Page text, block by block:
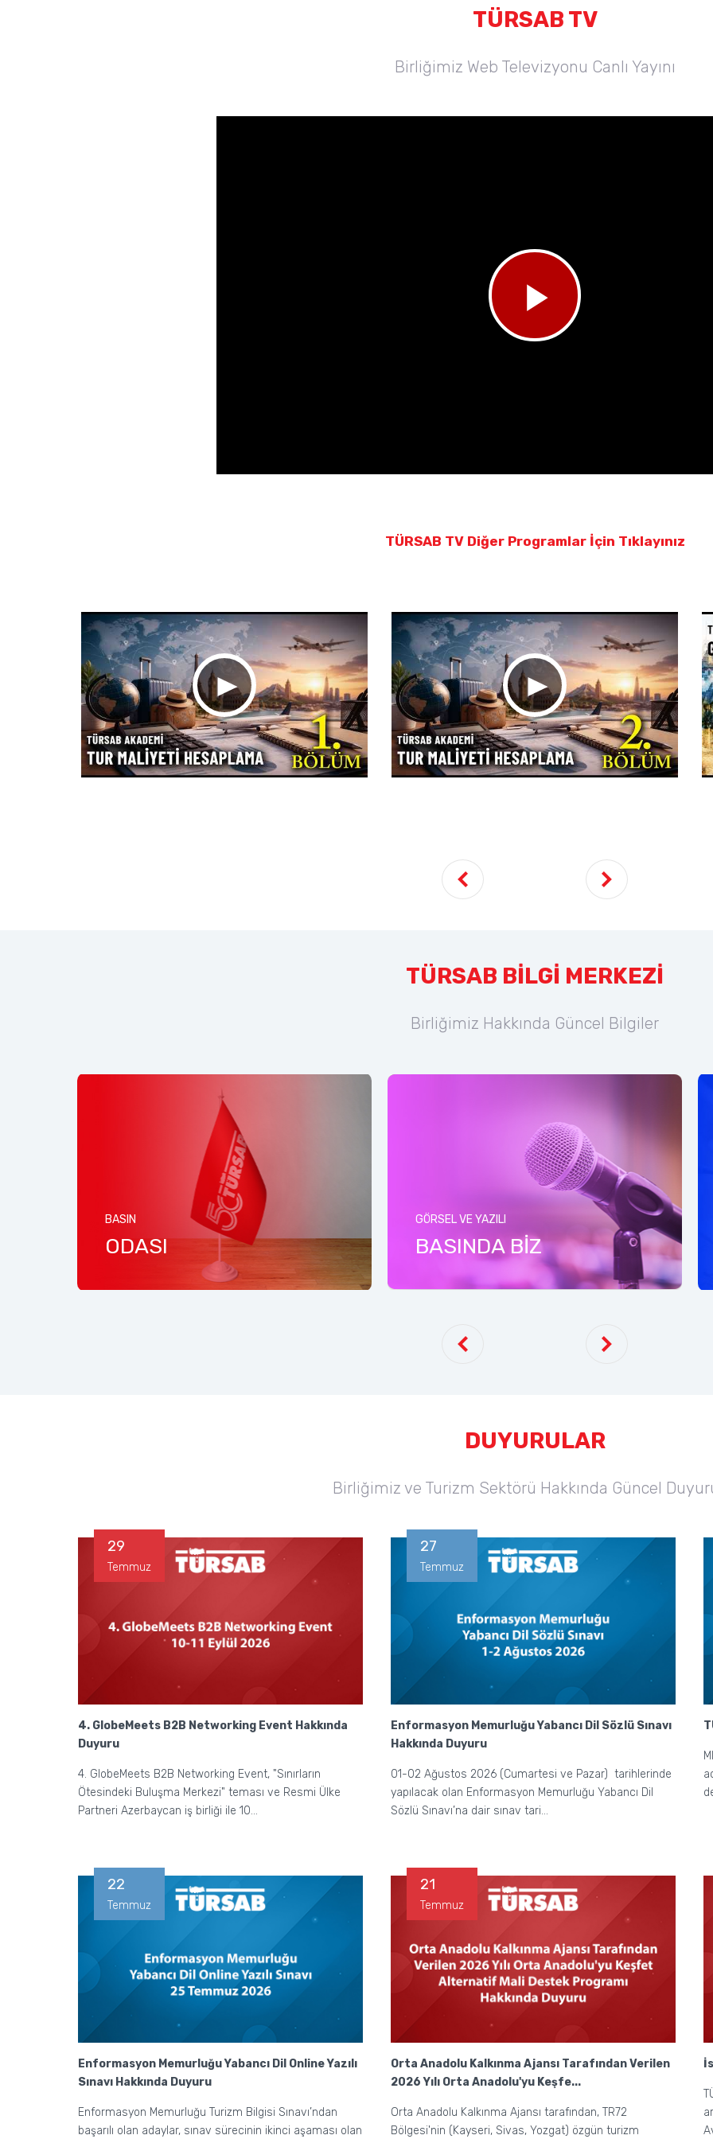
TÜRSAB TV
Birliğimiz Web Televizyonu Canlı Yayını
TÜRSAB TV Diğer Programlar İçin Tıklayınız
TÜRSAB BİLGİ MERKEZİ
Birliğimiz Hakkında Güncel Bilgiler
BASIN
ODASI
GÖRSEL VE YAZILI
BASINDA BİZ
DUYURULAR
Birliğimiz ve Turizm Sektörü Hakkında Güncel
4. GlobeMeets B2B Networking Event Hakkında
Duyuru
4. GlobeMeets B2B Networking Event, "Sınırların
Ötesindeki Buluşma Merkezi" teması ve Resmi Ülke
Partneri Azerbaycan iş birliği ile 10...
29
Temmuz
Enformasyon Memurluğu Yabancı Dil Sözlü Sınavı
Hakkında Duyuru
01-02 Ağustos 2026 (Cumartesi ve Pazar) tarihlerinde
yapılacak olan Enformasyon Memurluğu Yabancı Dil
Sözlü Sınavı’na dair sınav tari...
27
Temmuz
Enformasyon Memurluğu Yabancı Dil Online Yazılı
Sınavı Hakkında Duyuru
Enformasyon Memurluğu Turizm Bilgisi Sınavı’ndan
başarılı olan adaylar, sınav sürecinin ikinci aşaması olan
22
Temmuz
Orta Anadolu Kalkınma Ajansı Tarafından Verilen
2026 Yılı Orta Anadolu'yu Keşfe...
Orta Anadolu Kalkınma Ajansı tarafından, TR72
Bölgesi'nin (Kayseri, Sivas, Yozgat) özgün turizm
21
Temmuz